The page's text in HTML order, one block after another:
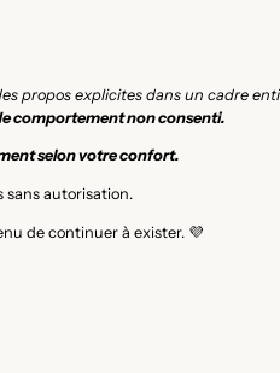
propos explicites dans un cadre
comportement non consenti.
selon votre confort.
sans autorisation.
de continuer à exister. 💜